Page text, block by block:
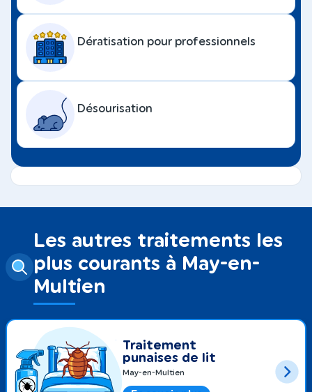
Dératisation pour professionnels
Désourisation
Les autres traitements les
plus courants à May-en-
Multien
Traitement
punaises de lit
May-en-Multien